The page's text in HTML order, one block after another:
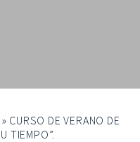
» CURSO DE VERANO DE
TIEMPO”.